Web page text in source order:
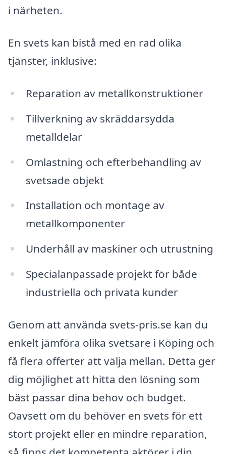
i närheten.
En svets kan bistå med en rad olika
tjänster, inklusive:
Reparation av metallkonstruktioner
Tillverkning av skräddarsydda
metalldelar
Omlastning och efterbehandling av
svetsade objekt
Installation och montage av
metallkomponenter
Underhåll av maskiner och utrustning
Specialanpassade projekt för både
industriella och privata kunder
Genom att använda svets-pris.se kan du
enkelt jämföra olika svetsare i Köping och
få flera offerter att välja mellan. Detta ger
dig möjlighet att hitta den lösning som
bäst passar dina behov och budget.
Oavsett om du behöver en svets för ett
stort projekt eller en mindre reparation,